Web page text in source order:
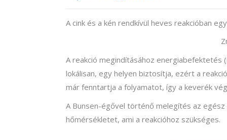
A cink és a kén rendkívül heves reakcióban
A reakció megindításához energiabefektetés
lokálisan, egy helyen biztosítja, ezért a
már fenntartja a folyamatot, így a keverék
A Bunsen-égővel történő melegítés az
hőmérsékletet, ami a reakcióhoz szükséges.